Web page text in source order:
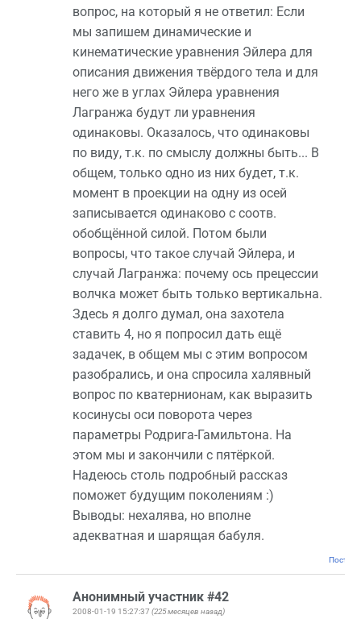
вопрос, на который я не ответил: Если
мы запишем динамические и
кинематические уравнения Эйлера для
описания движения твёрдого тела и для
него же в углах Эйлера уравнения
Лагранжа будут ли уравнения
одинаковы. Оказалось, что одинаковы
по виду, т.к. по смыслу должны быть... В
общем, только одно из них будет, т.к.
момент в проекции на одну из осей
записывается одинаково с соотв.
обобщённой силой. Потом были
вопросы, что такое случай Эйлера, и
случай Лагранжа: почему ось прецессии
волчка может быть только вертикальна.
Здесь я долго думал, она захотела
ставить 4, но я попросил дать ещё
задачек, в общем мы с этим вопросом
разобрались, и она спросила халявный
вопрос по кватернионам, как выразить
косинусы оси поворота через
параметры Родрига-Гамильтона. На
этом мы и закончили с пятёркой.
Надеюсь столь подробный рассказ
поможет будущим поколениям :)
Выводы: нехалява, но вполне
адекватная и шарящая бабуля.
Анонимный участник #42
2008-01-19 15:27:37 (225 месяцев назад)